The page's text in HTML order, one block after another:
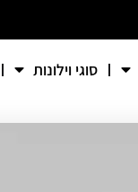
סוגי וילונות